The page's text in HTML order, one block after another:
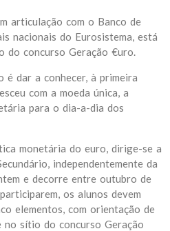
articulação com o Banco de
nacionais do Eurosistema, está
do concurso Geração €uro.
dar a conhecer, à primeira
com a moeda única, a
para o dia-a-dia dos
monetária do euro, dirige-se a
independentemente da
e decorre entre outubro de
os alunos devem
elementos, com orientação de
no sítio do concurso Geração